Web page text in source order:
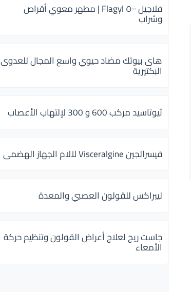
فلاجيل ٥٠٠ Flagyl | مطهر معوي أقراص
وشراب
هاى بيوتك مضاد حيوي واسع المجال للعدوى
البكتيرية
ثيوتاسيد مركب 600 و 300 لإلتهاب الأعصاب
فيسرالجين Visceralgine لآلام الجهاز الهضمى
ليبراكس للقولون العصبي والمعدة
جاست ريج لعلاج أعراض القولون وتنظيم حركة
الأمعاء